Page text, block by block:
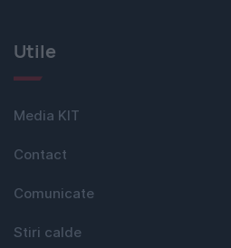
Utile
Media KIT
Contact
Comunicate
Stiri calde